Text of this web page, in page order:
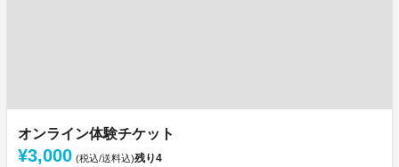
オンライン体験チケット
¥3,000 (税込/送料込)残り4